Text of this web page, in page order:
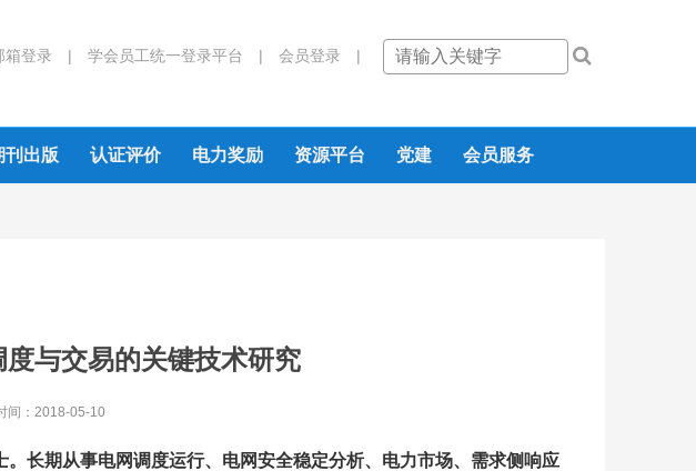
会员登录 |
学会员工统一登录平台 |
箱登录 |
刊出版 认证评价 电力奖励 资源平台 党建 会员服务
与交易的关键技术研究
： 2018-05-10
长期从事电网调度运行、电网安全稳定分析、电力市场、需求侧响应